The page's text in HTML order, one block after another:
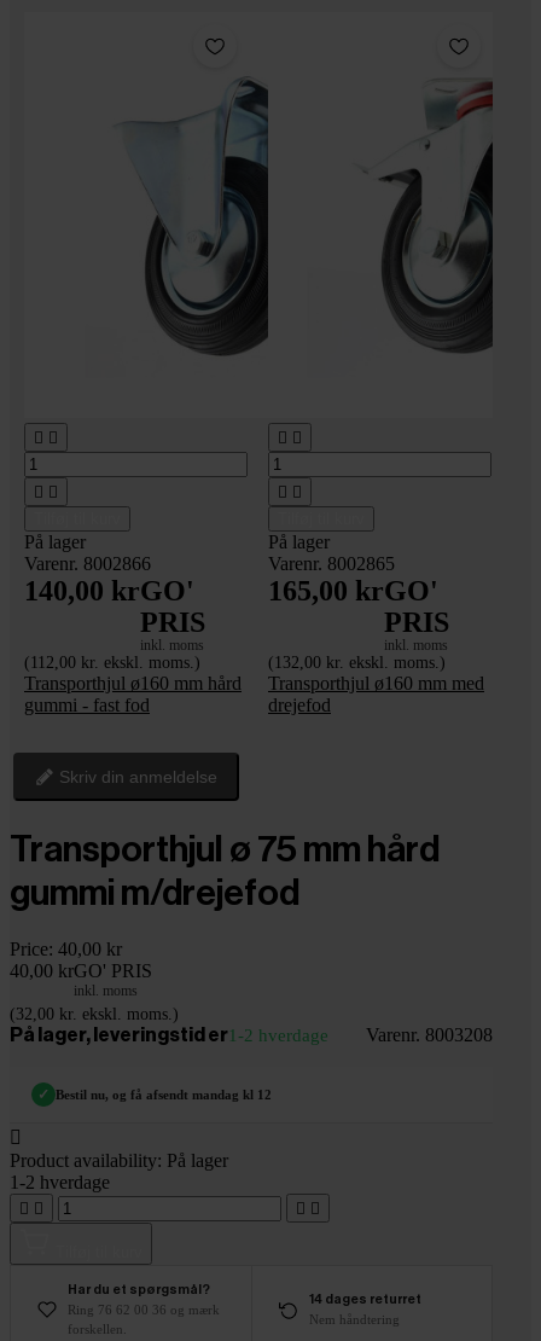
 
 
På lager
Varenr. 8002866
140,00 krGO'
PRIS
inkl. moms
(112,00 kr. ekskl. moms.)
Transporthjul ø160 mm hård
gummi - fast fod
 
 
På lager
Varenr. 8002865
165,00 krGO'
PRIS
inkl. moms
(132,00 kr. ekskl. moms.)
Transporthjul ø160 mm med
drejefod
Skriv din anmeldelse
Transporthjul ø 75 mm hård
gummi m/drejefod
Price: 40,00 kr
40,00 krGO' PRIS
inkl. moms
(32,00 kr. ekskl. moms.)
På lager, leveringstid er1-2 hverdage Varenr. 8003208
✓ Bestil nu, og få afsendt mandag kl 12

Product availability: På lager
1-2 hverdage
   
Har du et spørgsmål?
Ring 76 62 00 36 og mærk
forskellen.
14 dages returret
Nem håndtering